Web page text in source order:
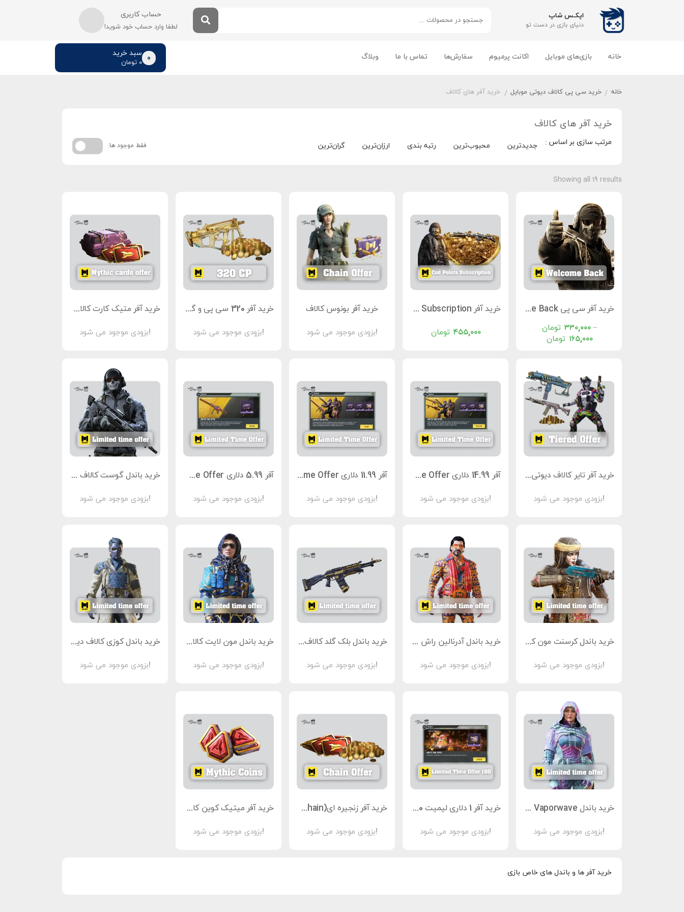
اپکـس شاپ
دنیای بازی‌ در دست تو
حساب کاربری
لطفا وارد حساب خود شوید!
خانه بازی‌های موبایل اکانت پرمیوم سفارش‌ها تماس با ما وبلاگ سبد خرید
تومان۰
0
خانه / خرید سی پی کالاف دیوتی موبایل / خرید آفر های کالاف
خرید آفر های کالاف
مرتب سازی بر اساس : جدیدترین محبوب‌ترین رتبه بندی ارزان‌ترین گران‌ترین فقط موجود ها:
Showing all 19 results
خرید آفر سی پی Welcome Back
تومان ۳۳۰,۰۰۰–
تومان ۱۶۵,۰۰۰
خرید آفر COD Points Subscription کالاف دیوتی موبایل
تومان ۴۵۵,۰۰۰
خرید آفر بونوس کالاف
بزودی موجود می شود!
خرید آفر 320 سی پی و گان اپیک
بزودی موجود می شود!
خرید آفر متیک کارت کالاف دیوتی موبایل
بزودی موجود می شود!
خرید آفر تایر کالاف دیوتی موبایل
بزودی موجود می شود!
آفر 14.99 دلاری Limited Time Offer کالاف دیوتی موبایل
بزودی موجود می شود!
آفر 11.99 دلاری Limited Time Offer کالاف دیوتی موبایل
بزودی موجود می شود!
آفر 5.99 دلاری Limited Time Offer کالاف دیوتی موبایل
بزودی موجود می شود!
خرید باندل گوست کالاف دیوتی موبایل
بزودی موجود می شود!
خرید باندل کرسنت مون کالاف دیوتی موبایل
بزودی موجود می شود!
خرید باندل آدرنالین راش کالاف دیوتی موبایل
بزودی موجود می شود!
خرید باندل بلک گلد کالاف دیوتی موبایل
بزودی موجود می شود!
خرید باندل مون لایت کالاف دیوتی موبایل
بزودی موجود می شود!
خرید باندل کوزی کالاف دیوتی موبایل
بزودی موجود می شود!
خرید باندل Vaporwave کالاف دیوتی موبایل
بزودی موجود می شود!
خرید آفر 1 دلاری لیمیت 180 سی پی کالاف
بزودی موجود می شود!
خرید آفر زنجیره ای(Chain) کالاف دیوتی موبایل
بزودی موجود می شود!
خرید آفر میتیک کوین کالاف دیوتی موبایل
بزودی موجود می شود!
خرید آفر ها و باندل های خاص بازی